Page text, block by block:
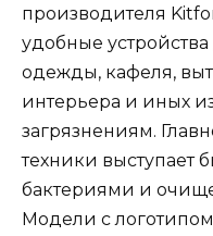
производителя
удобные
одежды, кафеля,
интерьера и иных
загрязнениям.
техники выступает
бактериями и
Модели с